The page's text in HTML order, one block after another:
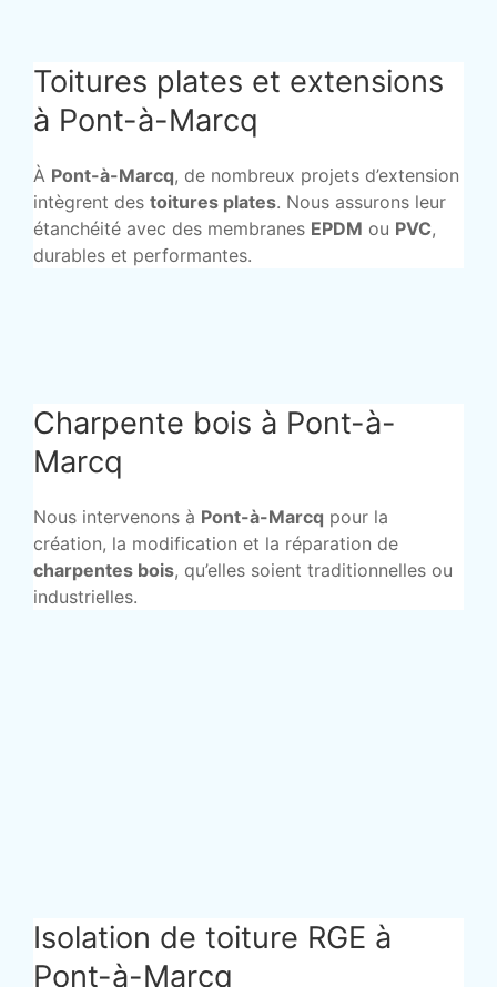
Toitures plates et extensions
à Pont-à-Marcq
À Pont-à-Marcq, de nombreux projets d’extension
intègrent des toitures plates. Nous assurons leur
étanchéité avec des membranes EPDM ou PVC,
durables et performantes.
Charpente bois à Pont-à-
Marcq
Nous intervenons à Pont-à-Marcq pour la
création, la modification et la réparation de
charpentes bois, qu’elles soient traditionnelles ou
industrielles.
Isolation de toiture RGE à
Pont-à-Marcq